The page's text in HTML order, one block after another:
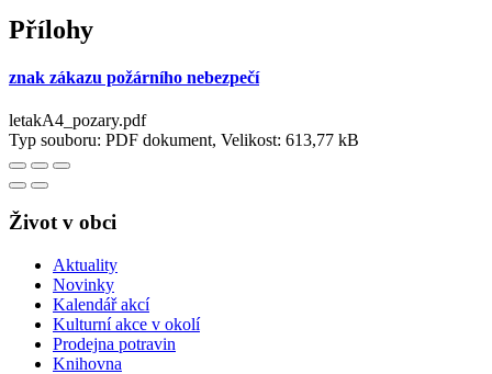
Přílohy
znak zákazu požárního nebezpečí
letakA4_pozary.pdf
Typ souboru: PDF dokument, Velikost: 613,77 kB
Život v obci
Aktuality
Novinky
Kalendář akcí
Kulturní akce v okolí
Prodejna potravin
Knihovna